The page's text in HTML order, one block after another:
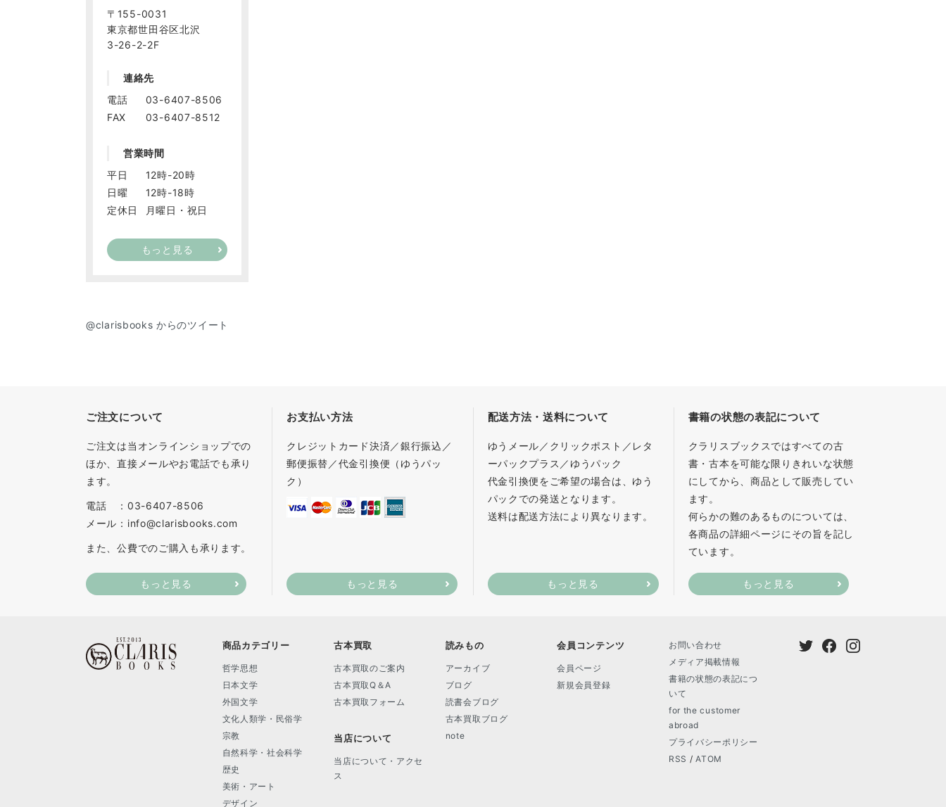
〒155-0031
東京都世田谷区北沢
3-26-2-2F
連絡先
電話
03-6407-8506
FAX
03-6407-8512
営業時間
平日
12時-20時
日曜
12時-18時
定休日
月曜日・祝日
もっと見る
@clarisbooks からのツイート
ご注文について
ご注文は当オンラインショップでの
ほか、直接メールやお電話でも承り
ます。
電話 ：03-6407-8506
メール：info@clarisbooks.com
また、公費でのご購入も承ります。
もっと見る
お支払い方法
クレジットカード決済／銀行振込／
郵便振替／代金引換便（ゆうパッ
ク）
もっと見る
配送方法・送料について
ゆうメール／クリックポスト／レタ
ーパックプラス／ゆうパック
代金引換便をご希望の場合は、ゆう
パックでの発送となります。
送料は配送方法により異なります。
もっと見る
書籍の状態の表記について
クラリスブックスではすべての古
書・古本を可能な限りきれいな状態
にしてから、商品として販売してい
ます。
何らかの難のあるものについては、
各商品の詳細ページにその旨を記し
ています。
もっと見る
商品カテゴリー
哲学思想
日本文学
外国文学
文化人類学・民俗学
宗教
自然科学・社会科学
歴史
美術・アート
デザイン
古本買取
古本買取のご案内
古本買取Q＆A
古本買取フォーム
当店について
当店について・アクセ
ス
読みもの
アーカイブ
ブログ
読書会ブログ
古本買取ブログ
note
会員コンテンツ
会員ページ
新規会員登録
お問い合わせ
メディア掲載情報
書籍の状態の表記につ
いて
for the customer
abroad
プライバシーポリシー
RSS /ATOM